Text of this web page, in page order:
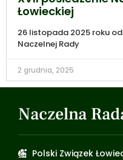
Łowieckiej
26 listopada 2025 roku
Naczelnej Rady
2 grudnia, 2025
Naczelna
Polski Związek